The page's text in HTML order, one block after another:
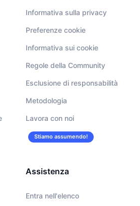
Informativa sulla privacy
Preferenze cookie
Informativa sui cookie
Regole della Community
Esclusione di responsabilità
Metodologia
Lavora con noi
Stiamo assumendo!
Assistenza
Entra nell'elenco